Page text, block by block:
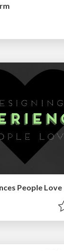
People Love